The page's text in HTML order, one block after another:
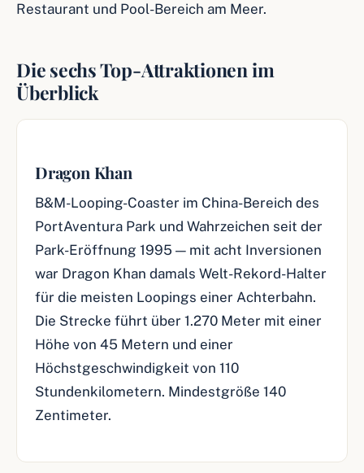
Restaurant und Pool-Bereich am Meer.
Die sechs Top-Attraktionen im
Überblick
Dragon Khan
B&M-Looping-Coaster im China-Bereich des
PortAventura Park und Wahrzeichen seit der
Park-Eröffnung 1995 — mit acht Inversionen
war Dragon Khan damals Welt-Rekord-Halter
für die meisten Loopings einer Achterbahn.
Die Strecke führt über 1.270 Meter mit einer
Höhe von 45 Metern und einer
Höchstgeschwindigkeit von 110
Stundenkilometern. Mindestgröße 140
Zentimeter.